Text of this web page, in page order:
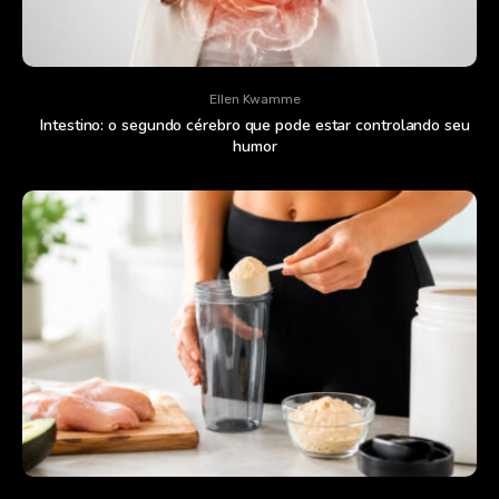
Ellen Kwamme
Intestino: o segundo cérebro que pode estar controlando seu
humor